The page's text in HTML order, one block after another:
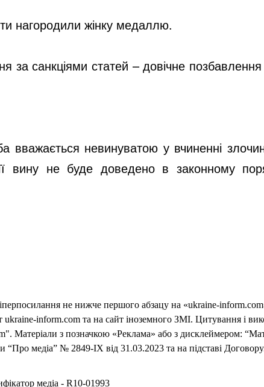
нагородили жінку медаллю.
санкціями статей – довічне позбавлення
вважається невинуватою у вчиненні
вину не буде доведено в законному
не нижче першого абзацу на «ukraine-
inform.com та на сайт іноземного ЗМІ. Цитування і
з позначкою «Реклама» або з дисклеймером:
медіа” № 2849-IX від 31.03.2023 та на підставі
медіа - R10-01993